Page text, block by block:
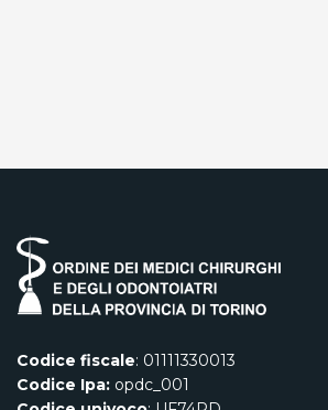
Codice fiscale: 01111330013
Codice Ipa: opdc_001